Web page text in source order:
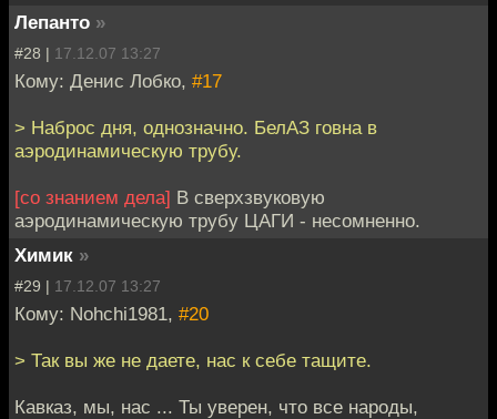
Лепанто »
#28 | 17.12.07 13:27
Кому: Денис Лобко, #17
> Наброс дня, однозначно. БелАЗ говна в
аэродинамическую трубу.
[со знанием дела] В сверхзвуковую
аэродинамическую трубу ЦАГИ - несомненно.
Химик »
#29 | 17.12.07 13:27
Кому: Nohchi1981, #20
> Так вы же не даете, нас к себе тащите.
Кавказ, мы, нас ... Ты уверен, что все народы,